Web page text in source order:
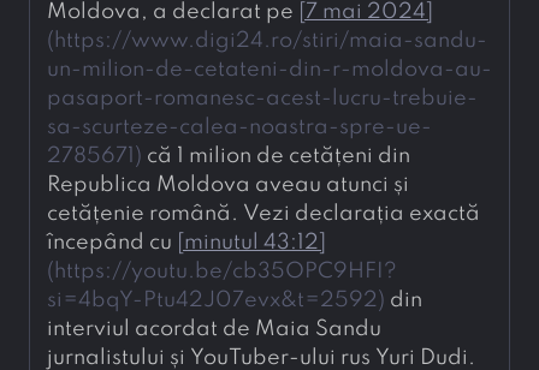
Moldova, a declarat pe
7 mai 2024
( https://www.digi24.ro/stiri/maia-sandu-
un-milion-de-cetateni-din-r-moldova-au-
pasaport-romanesc-acest-lucru-trebuie-
sa-scurteze-calea-noastra-spre-ue-
2785671 ) că 1 milion de cetățeni din
Republica Moldova aveau atunci și
cetățenie română. Vezi declarația exactă
începând cu
minutul 43:12
( https://youtu.be/cb35OPC9HFI?
si=4bqY-Ptu42J07evx&t=2592) din
interviul acordat de Maia Sandu
jurnalistului și YouTuber-ului rus Yuri Dudi.